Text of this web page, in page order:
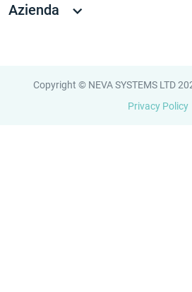
Azienda
Copyright © NEVA SYSTEMS LTD
Privacy Policy